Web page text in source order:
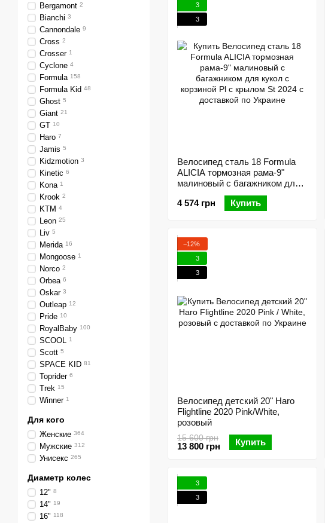
3
3
Велосипед сталь 18 Formula
ALICIA тормозная рама-9"
малиновый с багажником для
кукол с корзиной Pl с крылом
St 2024
4 574 грн Купить
−12%
3
3
Велосипед детский 20" Haro
Flightline 2020 Pink/White,
розовый
15 600 грн
13 800 грн Купить
3
3
Bergamont 2
Bianchi 3
Cannondale 9
Cross 2
Crosser 1
Cyclone 4
Formula 158
Formula Kid 48
Ghost 5
Giant 21
GT 10
Haro 7
Jamis 5
Kidzmotion 3
Kinetic 6
Kona 1
Krook 2
KTM 4
Leon 25
Liv 5
Merida 16
Mongoose 1
Norco 2
Orbea 6
Oskar 3
Outleap 12
Pride 10
RoyalBaby 100
SCOOL 1
Scott 5
SPACE KID 81
Toprider 6
Trek 15
Winner 1
Для кого
Женские 364
Мужские 312
Унисекс 265
Диаметр колес
12" 8
14" 19
16" 118